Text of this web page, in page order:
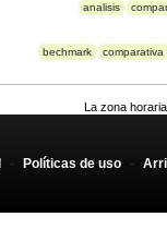
analisis
bechmark comparativa
La zona
- Políticas de uso -